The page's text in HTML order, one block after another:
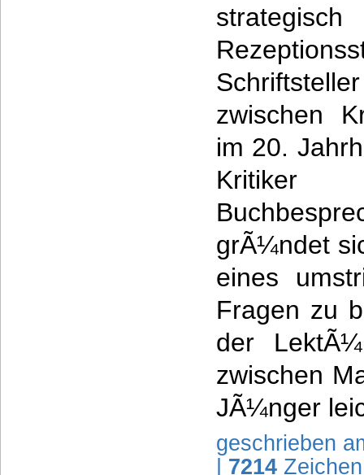
zwischen
im 20.
Kritiker
grÃ¼ndet
eines
Fragen zu
der
zwischen
JÃ¼nger
geschrieben
7214 Zeichen